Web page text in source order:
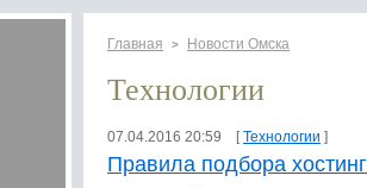
Главная > Новости Омска
Технологии
07.04.2016 20:59 [Технологии ]
Правила подбора